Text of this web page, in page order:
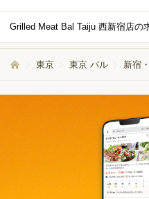
など、多岐に渡る業務も
の方も、安心してチ
Grilled Meat Bal Taiju 西新宿店の
東京 東京 バル 新宿